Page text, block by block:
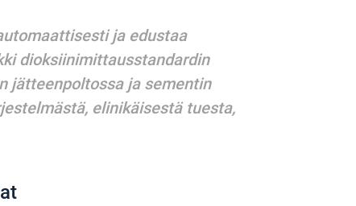
ja edustaa
dioksiinimittausstandardin
jätteenpoltossa ja sementin
elinikäisestä tuesta,